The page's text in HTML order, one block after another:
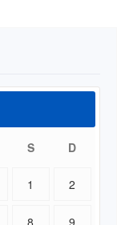
S D
1 2
8 9